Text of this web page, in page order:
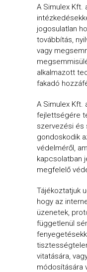
A Simulex Kft.
jogosulatlan
továbbítás,
vagy
alkalmazott
fakadó
A Simulex Kft.
fejlettségére
szervezési és
gondoskodik
védelméről,
kapcsolatban
megfelelő
Tájékoztatjuk
hogy az
üzenetek,
függetlenül
vitatására,
módosítására